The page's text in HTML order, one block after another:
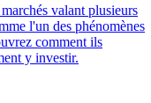
valant plusieurs
l'un des phénomènes
comment ils
y investir.